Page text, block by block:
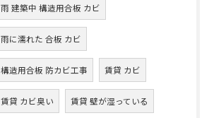
雨 建築中 構造用合板 カビ
雨に濡れた 合板 カビ
構造用合板 防カビ工事 賃貸 カビ
賃貸 カビ臭い 賃貸 壁が湿っている